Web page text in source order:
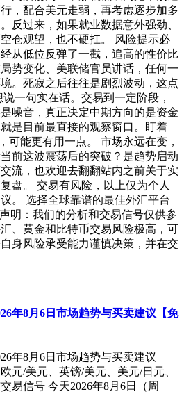
，配合美元走弱，再考虑逐步加多
反过来，如果就业数据意外强劲、
仓观望，也不硬扛。 风险提示必
从低位反弹了一截，追高的性价比
势变化、美联储官员讲话，任何一
。死寂之后往往是剧烈波动，这点
一句实在话。交易到一定阶段，
噪音，真正决定中期方向的是资金
是目前最直接的观察窗口。盯着
可能更有用一点。 市场永远在变，
前这波震荡后的突破？是趋势启动
流，也欢迎去翻翻站内之前关于实
盘。 交易有风险，以上仅为个人
。 选择全球靠谱的最佳外汇平台
明：我们的分析和交易信号仅供参
、黄金和比特币交易风险极高，可
身风险承受能力谨慎决策，并在交
年8月6日市场趋势与买卖建议【免
年8月6日市场趋势与买卖建议
元/美元、英镑/美元、美元/日元、
易信号 今天2026年8月6日（周